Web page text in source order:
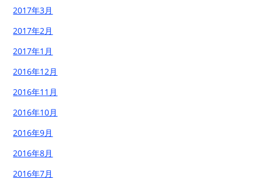
2017年3月
2017年2月
2017年1月
2016年12月
2016年11月
2016年10月
2016年9月
2016年8月
2016年7月